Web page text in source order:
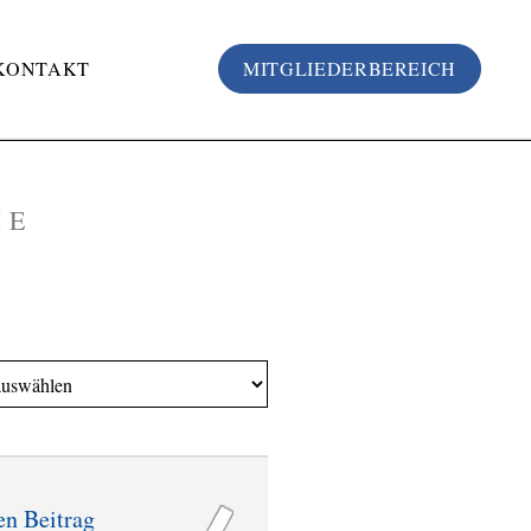
MITGLIEDERBEREICH
Beitrag